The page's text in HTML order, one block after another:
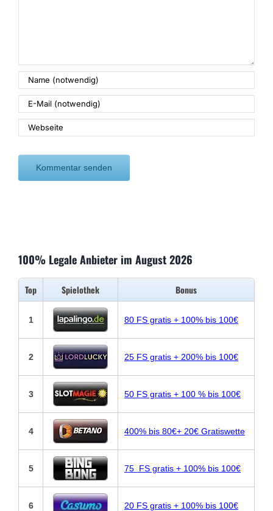
100% Legale Anbieter im August 2026
Top Spielothek Bonus
1 80 FS gratis + 100% bis 100€
2 25 FS gratis + 200% bis 100€
3 50 FS gratis + 100 % bis 100€
4 400% bis 80€+ 20€ Gratiswette
5 75 FS gratis + 100% bis 100€
6 20 FS gratis + 100% bis 100€